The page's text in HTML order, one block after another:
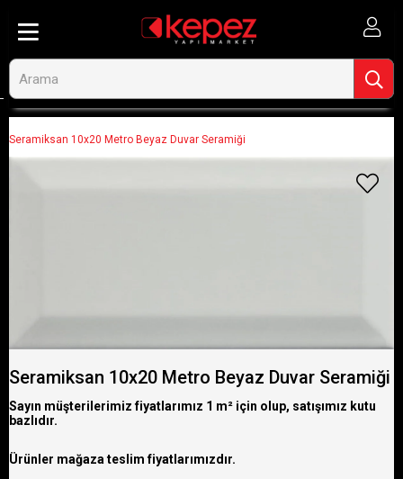
Seramiksan 10x20 Metro Beyaz Duvar Seramiği
Seramiksan 10x20 Metro Beyaz Duvar Seramiği
Sayın müşterilerimiz fiyatlarımız 1 m² için olup, satışımız kutu
bazlıdır.
Ürünler mağaza teslim fiyatlarımızdır.